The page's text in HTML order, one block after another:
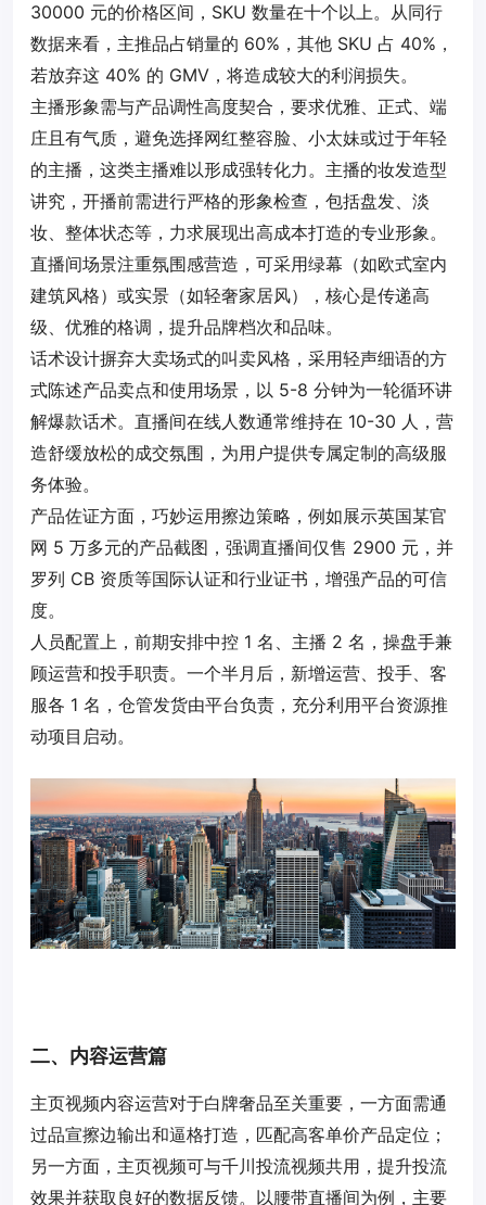
30000 元的价格区间，SKU 数量在十个以上。从同行
数据来看，主推品占销量的 60%，其他 SKU 占 40%，
若放弃这 40% 的 GMV，将造成较大的利润损失。
主播形象需与产品调性高度契合，要求优雅、正式、端
庄且有气质，避免选择网红整容脸、小太妹或过于年轻
的主播，这类主播难以形成强转化力。主播的妆发造型
讲究，开播前需进行严格的形象检查，包括盘发、淡
妆、整体状态等，力求展现出高成本打造的专业形象。
直播间场景注重氛围感营造，可采用绿幕（如欧式室内
建筑风格）或实景（如轻奢家居风），核心是传递高
级、优雅的格调，提升品牌档次和品味。
话术设计摒弃大卖场式的叫卖风格，采用轻声细语的方
式陈述产品卖点和使用场景，以 5-8 分钟为一轮循环讲
解爆款话术。直播间在线人数通常维持在 10-30 人，营
造舒缓放松的成交氛围，为用户提供专属定制的高级服
务体验。
产品佐证方面，巧妙运用擦边策略，例如展示英国某官
网 5 万多元的产品截图，强调直播间仅售 2900 元，并
罗列 CB 资质等国际认证和行业证书，增强产品的可信
度。
人员配置上，前期安排中控 1 名、主播 2 名，操盘手兼
顾运营和投手职责。一个半月后，新增运营、投手、客
服各 1 名，仓管发货由平台负责，充分利用平台资源推
动项目启动。
二、内容运营篇
主页视频内容运营对于白牌奢品至关重要，一方面需通
过品宣擦边输出和逼格打造，匹配高客单价产品定位；
另一方面，主页视频可与千川投流视频共用，提升投流
效果并获取良好的数据反馈。以腰带直播间为例，主要